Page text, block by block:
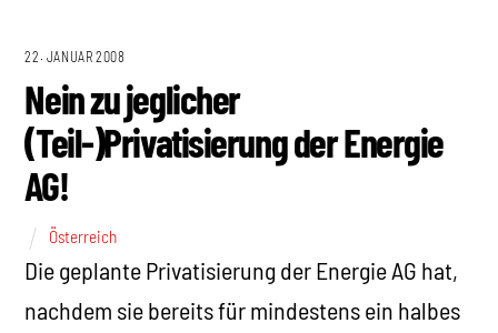
22. JANUAR 2008
Nein zu jeglicher
(Teil-)Privatisierung der Energie
AG!
Österreich
Die geplante Privatisierung der Energie AG hat,
nachdem sie bereits für mindestens ein halbes